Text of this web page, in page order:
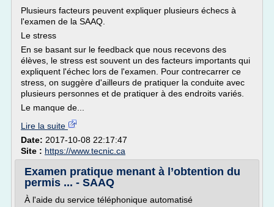
Plusieurs facteurs peuvent expliquer plusieurs échecs à
l'examen de la SAAQ.
Le stress
En se basant sur le feedback que nous recevons des
élèves, le stress est souvent un des facteurs importants qui
expliquent l'échec lors de l'examen. Pour contrecarrer ce
stress, on suggère d'ailleurs de pratiquer la conduite avec
plusieurs personnes et de pratiquer à des endroits variés.
Le manque de...
Lire la suite
Date: 2017-10-08 22:17:47
Site : https://www.tecnic.ca
Examen pratique menant à l’obtention du
permis ... - SAAQ
À l'aide du service téléphonique automatisé